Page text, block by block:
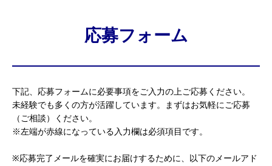
応募フォーム
下記、応募フォームに必要事項をご入力の上ご応募ください。
未経験でも多くの方が活躍しています。まずはお気軽にご応募
（ご相談）ください。
※左端が赤線になっている入力欄は必須項目です。
※応募完了メールを確実にお届けするために、以下のメールアド